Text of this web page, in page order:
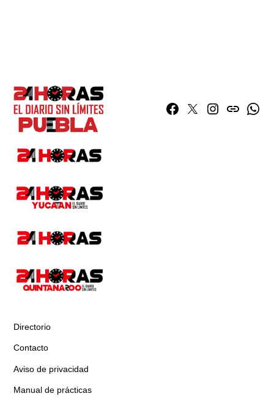
Facebook
TwitterInstagram
issuu
Directorio
Contacto
Aviso de privacidad
Manual de prácticas